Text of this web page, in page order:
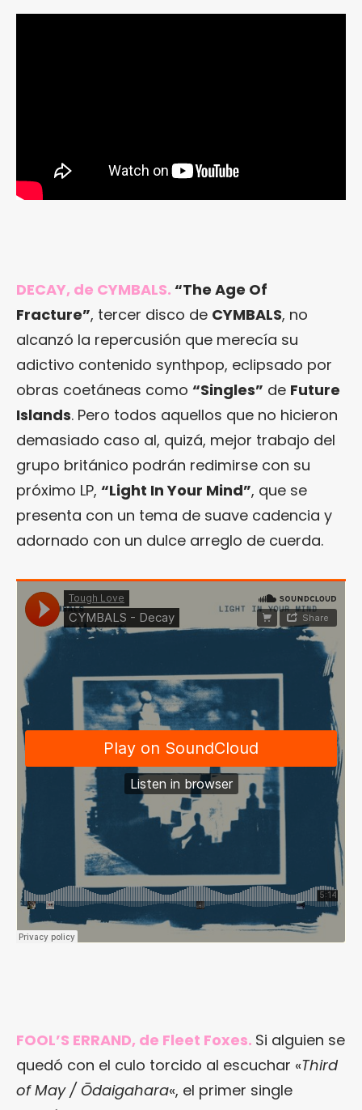
DECAY, de CYMBALS. “The Age Of
Fracture”, tercer disco de CYMBALS, no
alcanzó la repercusión que merecía su
adictivo contenido synthpop, eclipsado por
obras coetáneas como “Singles” de Future
Islands. Pero todos aquellos que no hicieron
demasiado caso al, quizá, mejor trabajo del
grupo británico podrán redimirse con su
próximo LP, “Light In Your Mind”, que se
presenta con un tema de suave cadencia y
adornado con un dulce arreglo de cuerda.
FOOL’S ERRAND, de Fleet Foxes. Si alguien se
quedó con el culo torcido al escuchar «Third
of May / Ōdaigahara«, el primer single